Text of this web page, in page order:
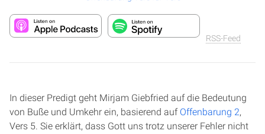
RSS-Feed
In dieser Predigt geht Mirjam Giebfried auf die Bedeutung
von Buße und Umkehr ein, basierend auf Offenbarung 2,
Vers 5. Sie erklärt, dass Gott uns trotz unserer Fehler nicht